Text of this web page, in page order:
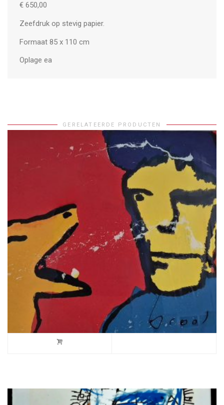
€ 650,00
Zeefdruk op stevig papier.
Formaat 85 x 110 cm
Oplage ea
GERELATEERDE PRODUCTEN